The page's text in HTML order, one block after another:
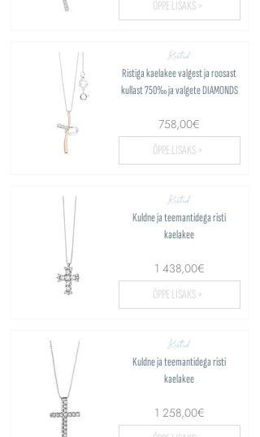
ÕPPE LISAKS >
Ristid
Ristiga kaelakee valgest ja roosast
kullast 750‰ ja valgete DIAMONDS
758,00€
ÕPPE LISAKS >
Ristid
Kuldne ja teemantidega risti
kaelakee
1 438,00€
ÕPPE LISAKS >
Ristid
Kuldne ja teemantidega risti
kaelakee
1 258,00€